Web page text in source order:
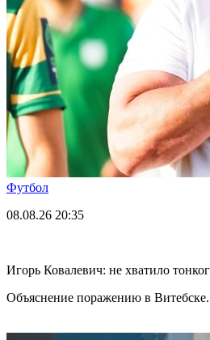
Футбол
08.08.26 20:35
Игорь Ковалевич: не хватило
Объяснение поражению в Витебске.